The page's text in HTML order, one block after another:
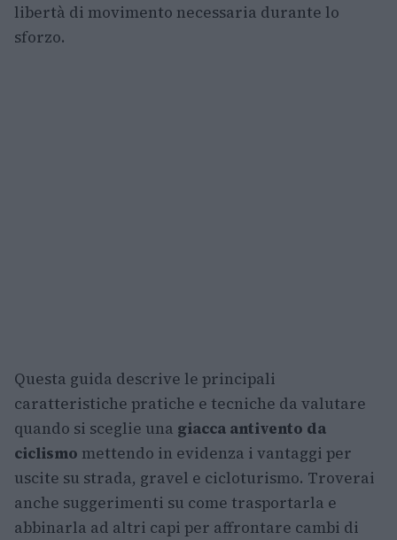
libertà di movimento necessaria durante lo
sforzo.
Questa guida descrive le principali
caratteristiche pratiche e tecniche da valutare
quando si sceglie una giacca antivento da
ciclismo mettendo in evidenza i vantaggi per
uscite su strada, gravel e cicloturismo. Troverai
anche suggerimenti su come trasportarla e
abbinarla ad altri capi per affrontare cambi di